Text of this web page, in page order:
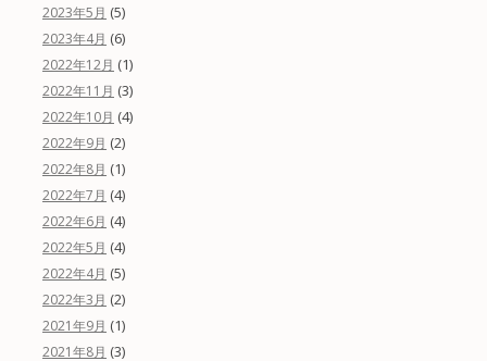
2023年5月 (5)
2023年4月 (6)
2022年12月 (1)
2022年11月 (3)
2022年10月 (4)
2022年9月 (2)
2022年8月 (1)
2022年7月 (4)
2022年6月 (4)
2022年5月 (4)
2022年4月 (5)
2022年3月 (2)
2021年9月 (1)
2021年8月 (3)